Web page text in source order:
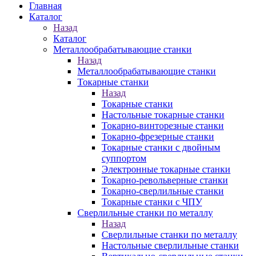
Главная
Каталог
Назад
Каталог
Металлообрабатывающие станки
Назад
Металлообрабатывающие станки
Токарные станки
Назад
Токарные станки
Настольные токарные станки
Токарно-винторезные станки
Токарно-фрезерные станки
Токарные станки с двойным
суппортом
Электронные токарные станки
Токарно-револьверные станки
Токарно-сверлильные станки
Токарные станки с ЧПУ
Сверлильные станки по металлу
Назад
Сверлильные станки по металлу
Настольные сверлильные станки